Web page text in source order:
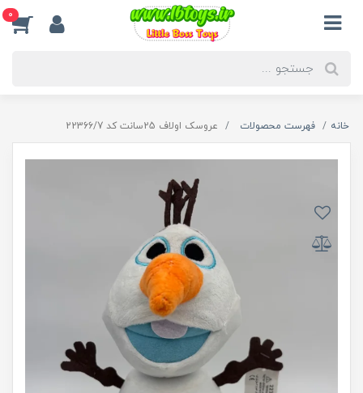
0
خانه فهرست محصولات عروسک اولاف 25سانت کد 22366/7